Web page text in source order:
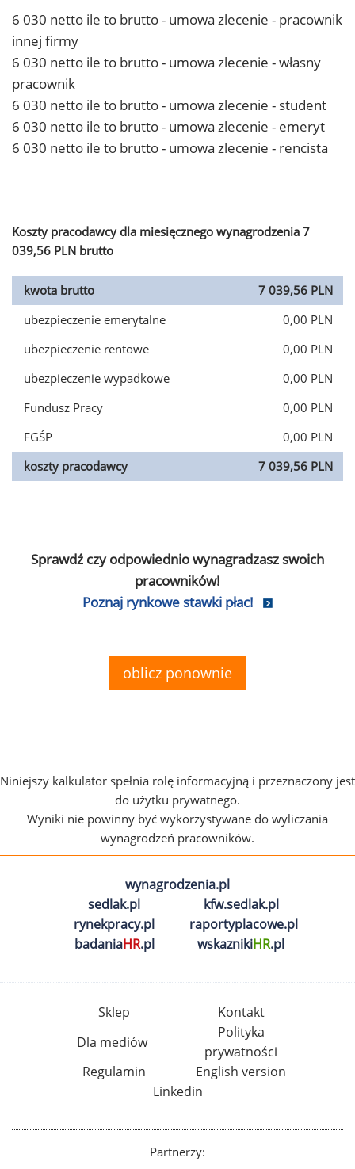
6 030 netto ile to brutto - umowa zlecenie - pracownik
innej firmy
6 030 netto ile to brutto - umowa zlecenie - własny
pracownik
6 030 netto ile to brutto - umowa zlecenie - student
6 030 netto ile to brutto - umowa zlecenie - emeryt
6 030 netto ile to brutto - umowa zlecenie - rencista
Koszty pracodawcy dla miesięcznego wynagrodzenia 7
039,56 PLN brutto
kwota brutto
7 039,56 PLN
ubezpieczenie emerytalne
0,00 PLN
ubezpieczenie rentowe
0,00 PLN
ubezpieczenie wypadkowe
0,00 PLN
Fundusz Pracy
0,00 PLN
FGŚP
0,00 PLN
koszty pracodawcy
7 039,56 PLN
Sprawdź czy odpowiednio wynagradzasz swoich
pracowników!
Poznaj rynkowe stawki płac!
oblicz ponownie
Niniejszy kalkulator spełnia rolę informacyjną i przeznaczony jest
do użytku prywatnego.
Wyniki nie powinny być wykorzystywane do wyliczania
wynagrodzeń pracowników.
wynagrodzenia.pl
sedlak.pl
kfw.sedlak.pl
rynekpracy.pl
raportyplacowe.pl
badaniaHR.pl wskaznikiHR.pl
Sklep
Kontakt
Dla mediów
Polityka
prywatności
Regulamin
English version
Linkedin
Partnerzy: